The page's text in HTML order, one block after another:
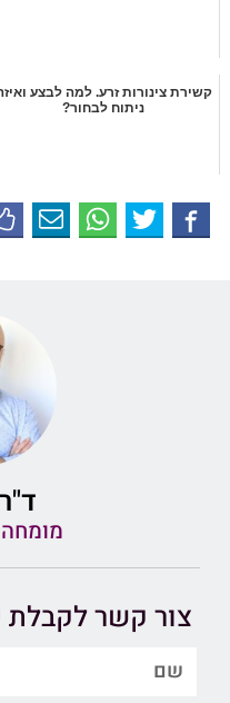
קשירת צינורות זרע. למה לבצע
ניתוח לבחור?
מומחה
צור קשר לקבלת